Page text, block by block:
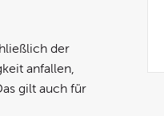
der
anfallen,
gilt auch für